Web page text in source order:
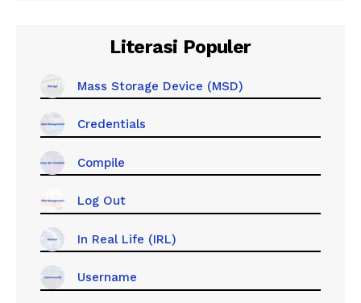
Literasi Populer
Mass Storage Device (MSD)
Credentials
Compile
Log Out
In Real Life (IRL)
Username